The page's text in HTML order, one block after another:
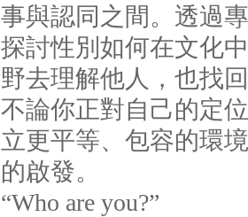
事與認同之間。透過
探討性別如何在文化
野去理解他人，也找
不論你正對自己的定
立更平等、包容的環
的啟發。
“Who are you?”